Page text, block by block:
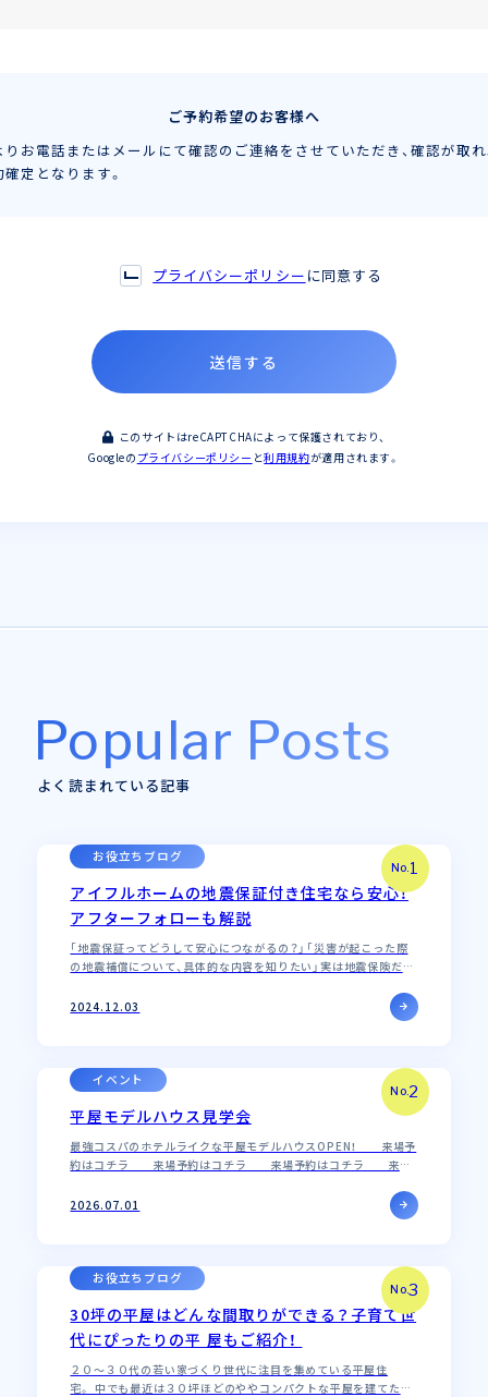
ご予約希望のお客様へ
りお電話またはメールにて確認のご連絡をさせていただき、 確認が取
定となります。
プライバシーポリシー に同意する
このサイトはreCAPTCHAによって保護されており、
Googleの プライバシーポリシー と利用規約が適用されます。
Popular Posts
よく読まれている記事
No. 1
お役立ちブログ
アイフルホームの地震保証付き住宅なら安心！
アフターフォローも解説
「地震保証ってどうして安心につながるの？」「災害が起こった際
の地震補償について、具体的な内容を知りたい」実は地震保険だけ
うか？ 地震保険では、…
2024.12.03
No. 2
イベント
平屋モデルハウス見学会
最強コスパのホテルライクな平屋モデルハウスOPEN！ 来場予
約はコチラ 来場予約はコチラ 来場予約はコチラ 来場
2026.07.01
No.3
お役立ちブログ
30坪の平屋はどんな間取りができる？子育て世
代にぴったりの平 屋もご紹介！
２０〜３０代の若い家づくり世代に注目を集めている平屋住
宅。 中でも最近は３０坪ほどのややコンパクトな平屋を建てたい